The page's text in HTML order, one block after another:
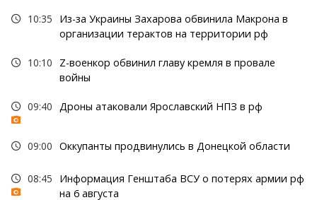
10:35
Из-за Украины Захарова обвинила Макрона в
организации терактов на территории рф
10:10
Z-военкор обвинил главу кремля в провале
войны
09:40 Дроны атаковали Ярославский НПЗ в рф
09:00 Оккупанты продвинулись в Донецкой области
08:45
Информация Генштаба ВСУ о потерях армии рф
на 6 августа